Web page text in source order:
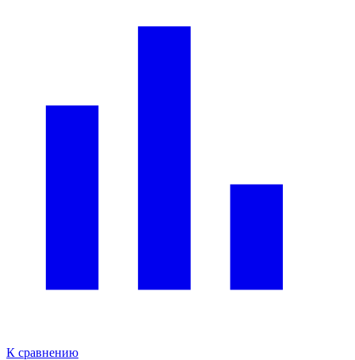
К сравнению